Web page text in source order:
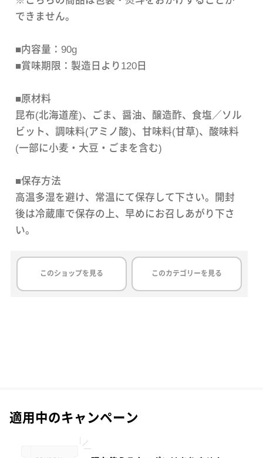
できません。
■内容量：90g
■賞味期限：製造日より120日
■原材料
昆布(北海道産)、ごま、醤油、醸造酢、食塩／ソル
ビット、調味料(アミノ酸)、甘味料(甘草)、酸味料
(一部に小麦・大豆・ごまを含む)
■保存方法
高温多湿を避け、常温にて保存して下さい。開封
後は冷蔵庫で保存の上、早めにお召しあがり下さ
い。
このショップを見る このカテゴリーを見る
適用中のキャンペーン